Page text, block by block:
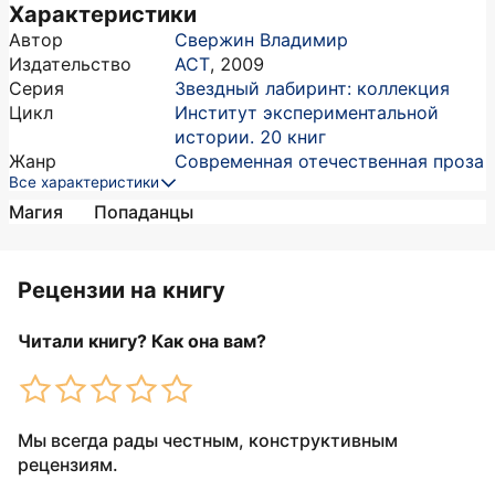
Характеристики
Автор
Свержин Владимир
Издательство
АСТ, 2009
Серия
Звездный лабиринт: коллекция
Цикл
Институт экспериментальной
истории. 20 книг
Жанр
Современная отечественная проза
Все характеристики
Магия Попаданцы
Рецензии на книгу
Читали книгу? Как она вам?
Мы всегда рады честным, конструктивным
рецензиям.